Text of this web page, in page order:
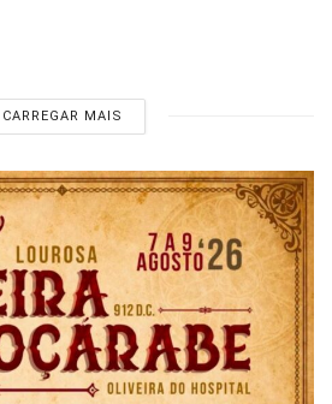
CARREGAR MAIS